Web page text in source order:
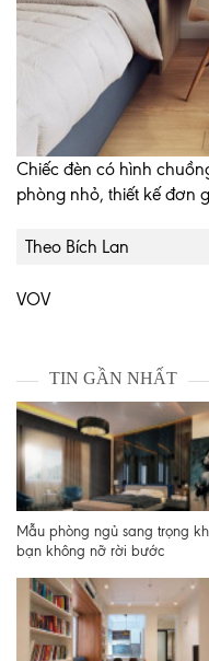
Chiếc đèn có hình
phòng nhỏ, thiết kế đơn
Theo Bích Lan
VOV
TIN GẦN NHẤT
Mẫu phòng ngủ sang trọng
bạn không nỡ rời bước